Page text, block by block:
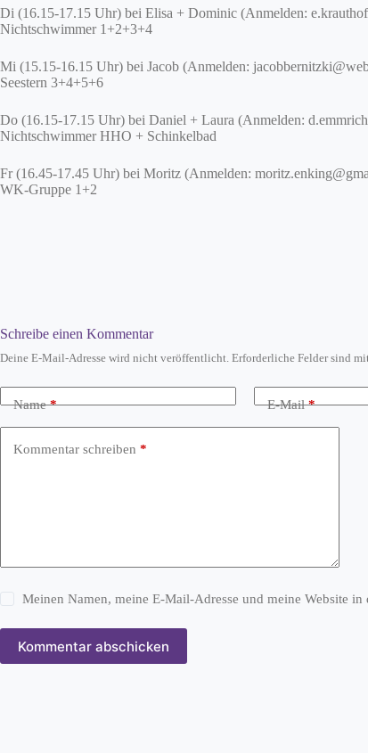
Di (16.15-17.15 Uhr) bei Elisa + Dominic (Anmelden:
Nichtschwimmer 1+2+3+4
Mi (15.15-16.15 Uhr) bei Jacob (Anmelden:
Seestern 3+4+5+6
Do (16.15-17.15 Uhr) bei Daniel + Laura (Anmelden:
Nichtschwimmer HHO + Schinkelbad
Fr (16.45-17.45 Uhr) bei Moritz (Anmelden:
WK-Gruppe 1+2
Schreibe einen Kommentar
Deine E-Mail-Adresse wird nicht veröffentlicht. Erforderliche Felder sind
Name* E-Mail*
Kommentar schreiben *
Meinen Namen, meine E-Mail-Adresse und meine Website
Kommentar abschicken